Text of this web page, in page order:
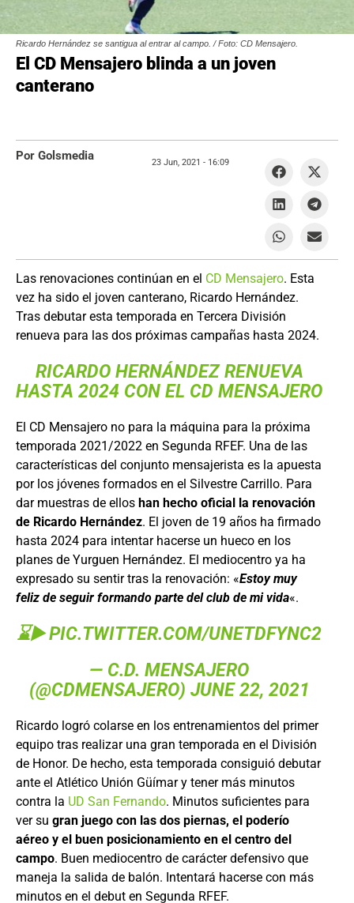
Ricardo Hernández se santigua al entrar al campo. / Foto: CD Mensajero.
El CD Mensajero blinda a un joven
canterano
Las renovaciones continúan en el CD Mensajero. Esta
vez ha sido el joven canterano, Ricardo Hernández.
Tras debutar esta temporada en Tercera División
renueva para las dos próximas campañas hasta 2024.
RICARDO HERNÁNDEZ RENUEVA
HASTA 2024 CON EL CD MENSAJERO
El CD Mensajero no para la máquina para la próxima
temporada 2021/2022 en Segunda RFEF. Una de las
características del conjunto mensajerista es la apuesta
por los jóvenes formados en el Silvestre Carrillo. Para
dar muestras de ellos han hecho oficial la renovación
de Ricardo Hernández. El joven de 19 años ha firmado
hasta 2024 para intentar hacerse un hueco en los
planes de Yurguen Hernández. El mediocentro ya ha
expresado su sentir tras la renovación: «Estoy muy
feliz de seguir formando parte del club de mi vida«.
⌛▶️PIC.TWITTER.COM/UNETDFYNC2
— C.D. MENSAJERO
(@CDMENSAJERO) JUNE 22, 2021
Ricardo logró colarse en los entrenamientos del primer
equipo tras realizar una gran temporada en el División
de Honor. De hecho, esta temporada consiguió debutar
ante el Atlético Unión Güímar y tener más minutos
contra la UD San Fernando. Minutos suficientes para
ver su gran juego con las dos piernas, el poderío
aéreo y el buen posicionamiento en el centro del
campo. Buen mediocentro de carácter defensivo que
maneja la salida de balón. Intentará hacerse con más
minutos en el debut en Segunda RFEF.
Por Golsmedia 23 Jun, 2021 - 16:09